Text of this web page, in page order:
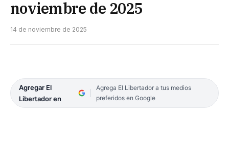
noviembre de 2025
14 de noviembre de 2025
Agregar El
Libertador en
Agrega El Libertador a tus medios
preferidos en Google